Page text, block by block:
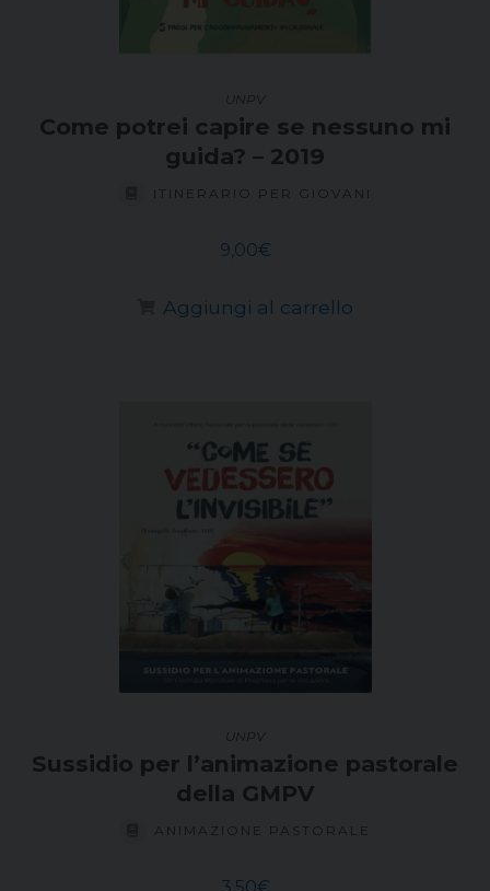
UNPV
Come potrei capire se nessuno mi
guida? – 2019
ITINERARIO PER GIOVANI
9,00€
Aggiungi al carrello
UNPV
Sussidio per l’animazione pastorale
della GMPV
ANIMAZIONE PASTORALE